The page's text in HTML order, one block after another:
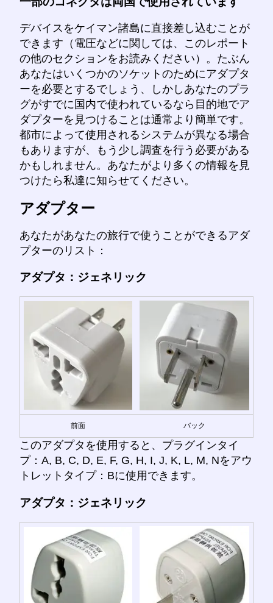
デバイスをケイマン諸島に直接差し込むことが
できます（電圧などに関しては、このレポート
の他のセクションをお読みください）。たぶん
あなたはいくつかのソケットのためにアダプタ
ーを必要とするでしょう、しかしあなたのプラ
グがすでに国内で使われているなら目的地でア
ダプターを見つけることは通常より簡単です。
都市によって使用されるシステムが異なる場合
もありますが、もう少し調査を行う必要がある
かもしれません。あなたがより多くの情報を見
つけたら私達に知らせてください。
アダプター
あなたがあなたの旅行で使うことができるアダ
プターのリスト：
アダプタ：ジェネリック
前面 バック
このアダプタを使用すると、プラグインタイ
プ：A, B, C, D, E, F, G, H, I, J, K, L, M, Nをアウ
トレットタイプ：Bに使用できます。
アダプタ：ジェネリック